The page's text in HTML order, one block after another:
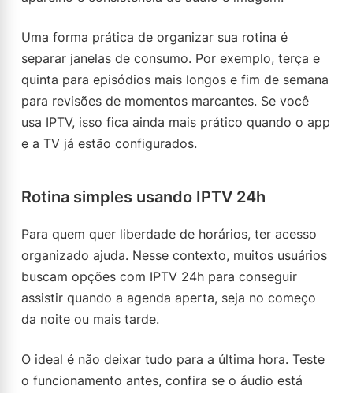
Uma forma prática de organizar sua rotina é
separar janelas de consumo. Por exemplo, terça e
quinta para episódios mais longos e fim de semana
para revisões de momentos marcantes. Se você
usa IPTV, isso fica ainda mais prático quando o app
e a TV já estão configurados.
Rotina simples usando IPTV 24h
Para quem quer liberdade de horários, ter acesso
organizado ajuda. Nesse contexto, muitos usuários
buscam opções com IPTV 24h para conseguir
assistir quando a agenda aperta, seja no começo
da noite ou mais tarde.
O ideal é não deixar tudo para a última hora. Teste
o funcionamento antes, confira se o áudio está